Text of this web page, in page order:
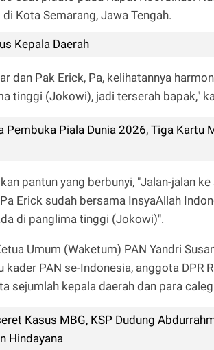
Kota Semarang, Jawa Tengah.
Kepala Daerah
dan Pak Erick, Pa, kelihatannya
tinggi (Jokowi), jadi terserah bapak,"
Pembuka Piala Dunia 2026, Tiga Kartu
pantun yang berbunyi, "Jalan-jalan
Erick sudah bersama InsyaAllah
di panglima tinggi (Jokowi)".
Umum (Waketum) PAN Yandri
PAN se-Indonesia, anggota DPR
sejumlah kepala daerah dan para
Kasus MBG, KSP Dudung
Hindayana